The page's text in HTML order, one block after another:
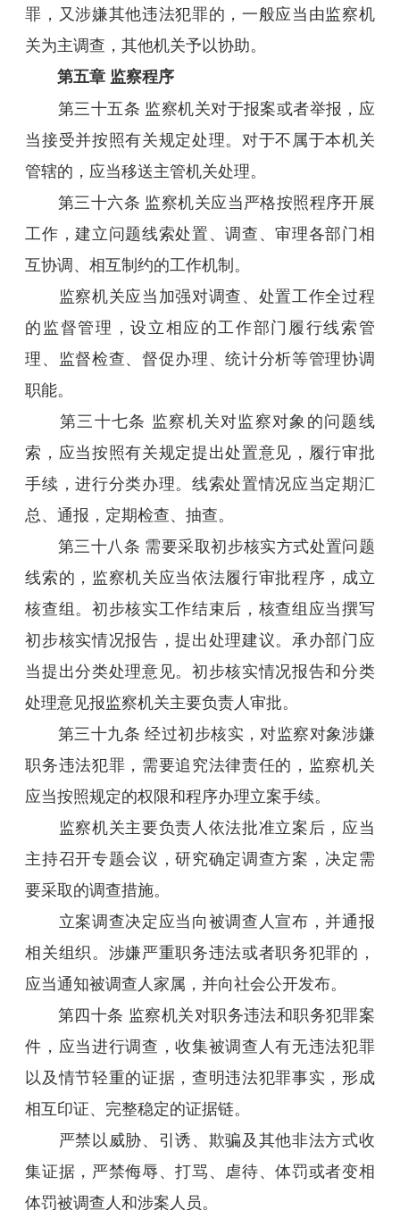
罪，又涉嫌其他违法犯罪的，一般应当由监察机
关为主调查，其他机关予以协助。
第五章 监察程序
第三十五条 监察机关对于报案或者举报，应
当接受并按照有关规定处理。对于不属于本机关
管辖的，应当移送主管机关处理。
第三十六条 监察机关应当严格按照程序开展
工作，建立问题线索处置、调查、审理各部门相
互协调、相互制约的工作机制。
监察机关应当加强对调查、处置工作全过程
的监督管理，设立相应的工作部门履行线索管
理、监督检查、督促办理、统计分析等管理协调
职能。
第三十七条 监察机关对监察对象的问题线
索，应当按照有关规定提出处置意见，履行审批
手续，进行分类办理。线索处置情况应当定期汇
总、通报，定期检查、抽查。
第三十八条 需要采取初步核实方式处置问题
线索的，监察机关应当依法履行审批程序，成立
核查组。初步核实工作结束后，核查组应当撰写
初步核实情况报告，提出处理建议。承办部门应
当提出分类处理意见。初步核实情况报告和分类
处理意见报监察机关主要负责人审批。
第三十九条 经过初步核实，对监察对象涉嫌
职务违法犯罪，需要追究法律责任的，监察机关
应当按照规定的权限和程序办理立案手续。
监察机关主要负责人依法批准立案后，应当
主持召开专题会议，研究确定调查方案，决定需
要采取的调查措施。
立案调查决定应当向被调查人宣布，并通报
相关组织。涉嫌严重职务违法或者职务犯罪的，
应当通知被调查人家属，并向社会公开发布。
第四十条 监察机关对职务违法和职务犯罪案
件，应当进行调查，收集被调查人有无违法犯罪
以及情节轻重的证据，查明违法犯罪事实，形成
相互印证、完整稳定的证据链。
严禁以威胁、引诱、欺骗及其他非法方式收
集证据，严禁侮辱、打骂、虐待、体罚或者变相
体罚被调查人和涉案人员。